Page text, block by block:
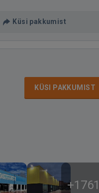
Küsi pakkumist
KÜSI PAKKUMIST